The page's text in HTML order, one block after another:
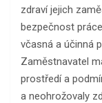
zdraví jejich
bezpečnost
včasná a účinná
Zaměstnavatel
prostředí a
a neohrožovaly